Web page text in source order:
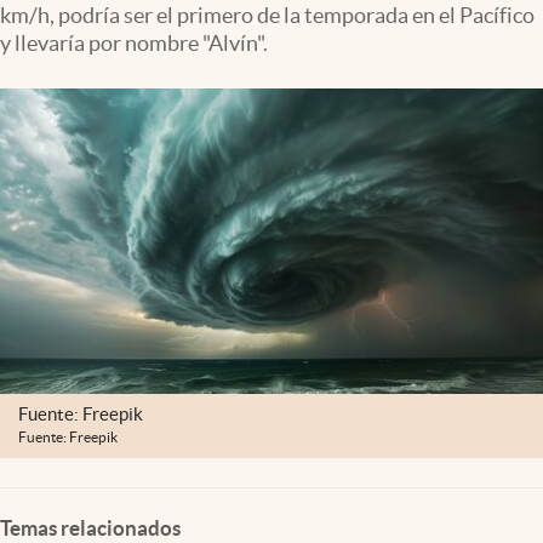
Clima
Espiritualidad
Mediakit
abre en nueva pestaña
México
km/h, podría ser el primero de la temporada en el Pacífico
y llevaría por nombre "Alvín".
Fuente: Freepik
Fuente: Freepik
Temas relacionados